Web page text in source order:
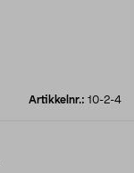
Artikkelnr.: 10-2-4